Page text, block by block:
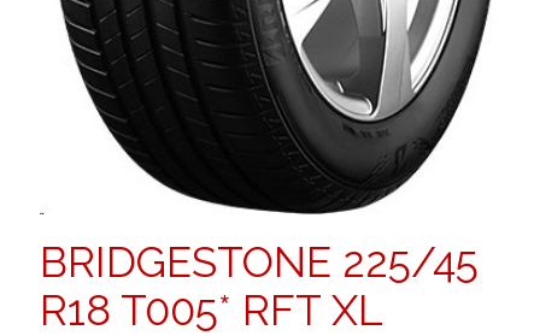
BRIDGESTONE 225/45
R18 T005* RFT XL